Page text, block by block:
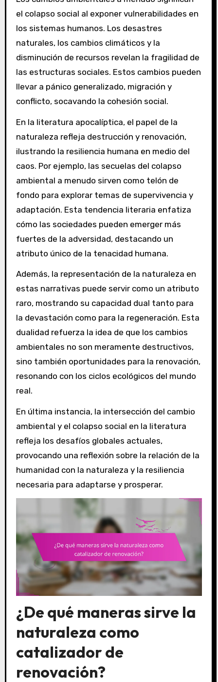
el colapso social al exponer vulnerabilidades en
los sistemas humanos. Los desastres
naturales, los cambios climáticos y la
disminución de recursos revelan la fragilidad de
las estructuras sociales. Estos cambios pueden
llevar a pánico generalizado, migración y
conflicto, socavando la cohesión social.
En la literatura apocalíptica, el papel de la
naturaleza refleja destrucción y renovación,
ilustrando la resiliencia humana en medio del
caos. Por ejemplo, las secuelas del colapso
ambiental a menudo sirven como telón de
fondo para explorar temas de supervivencia y
adaptación. Esta tendencia literaria enfatiza
cómo las sociedades pueden emerger más
fuertes de la adversidad, destacando un
atributo único de la tenacidad humana.
Además, la representación de la naturaleza en
estas narrativas puede servir como un atributo
raro, mostrando su capacidad dual tanto para
la devastación como para la regeneración. Esta
dualidad refuerza la idea de que los cambios
ambientales no son meramente destructivos,
sino también oportunidades para la renovación,
resonando con los ciclos ecológicos del mundo
real.
En última instancia, la intersección del cambio
ambiental y el colapso social en la literatura
refleja los desafíos globales actuales,
provocando una reflexión sobre la relación de la
humanidad con la naturaleza y la resiliencia
necesaria para adaptarse y prosperar.
¿De qué maneras sirve la
naturaleza como
catalizador de
renovación?